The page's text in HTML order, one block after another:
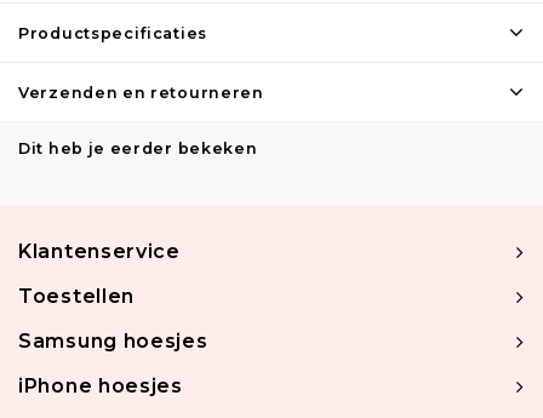
Productspecificaties
Verzenden en retourneren
Dit heb je eerder bekeken
Klantenservice
Toestellen
Samsung hoesjes
iPhone hoesjes